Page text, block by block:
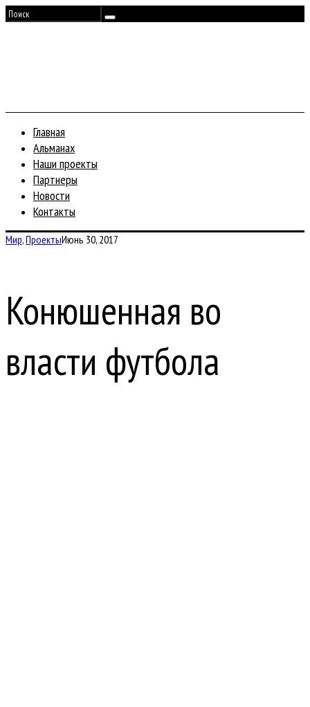
Главная
Альманах
Наши проекты
Партнеры
Новости
Контакты
Мир,ПроектыИюнь 30, 2017
Конюшенная во
власти футбола